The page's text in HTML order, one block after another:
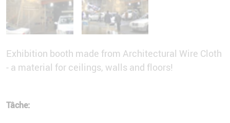
Exhibition booth made from Architectural Wire Cloth
- a material for ceilings, walls and floors!
Tâche: